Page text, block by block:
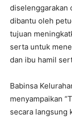
diselenggarakan
dibantu oleh
tujuan
serta untuk
dan ibu hamil
Babinsa
menyampaikan
secara langsung